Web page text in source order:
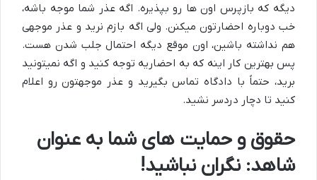
دیگه که بازپرس اون ها رو بپذیره. اگه عذر شما موجه باشه،
خب دوباره احضارتون میکنن. ولی اگه بازم نرید و عذر موجهی
هم نداشته باشین، اون موقع دیگه احتمال جلب شدن هست.
پس بهترین کار اینه که به احضاریه توجه کنید و اگه نمیتونید
برید، حتماً با دادگاه تماس بگیرید و عذر موجهتون رو اعلام
کنید تا دچار دردسر نشید.
حقوق و حمایت های شما به عنوان
شاهد: نگران نباشید!